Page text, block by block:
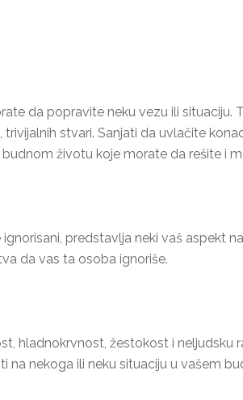
da popravite neku vezu ili
stvari. Sanjati da uvlačite
životu koje morate da rešite i
predstavlja neki vaš aspekt
da vas ta osoba ignoriše.
hladnokrvnost, žestokost i neljudsku
na nekoga ili neku situaciju u vašem